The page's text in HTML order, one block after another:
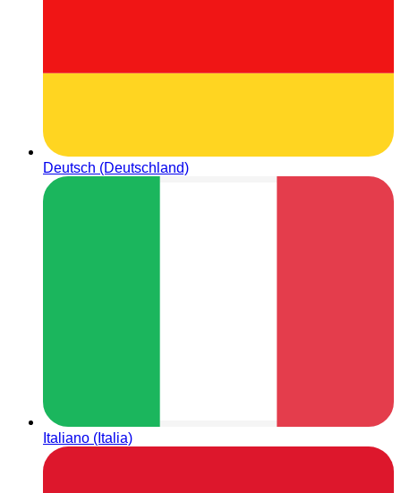
Deutsch (Deutschland)
Italiano (Italia)